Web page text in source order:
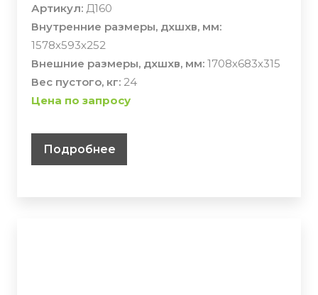
Артикул: Д160
Внутренние размеры, дхшхв, мм:
1578х593х252
Внешние размеры, дхшхв, мм: 1708х683х315
Вес пустого, кг: 24
Цена по запросу
Подробнее